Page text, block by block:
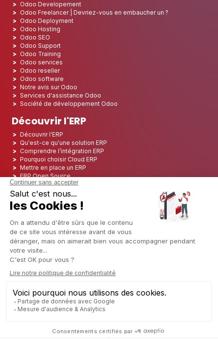
Odoo Developement
Odoo Freelancer | Devriez-vous en embaucher un ?
Odoo Deployment
Odoo Hosting
Odoo SEO
Odoo Support
Odoo Training
Odoo services
Odoo reseller
Odoo software
Notre avis sur Odoo
Services d'assistance Odoo
Société de développement Odoo
Découvrir l'ERP
Découvrir l'ERP
Qu'est-ce qu'une solution ERP
Comprendre l’intégration ERP
Pourquoi choisir Cloud ERP
Mettre en place un ERP
ERP Open Source
Logiciel ERP Open Source
Top 5 des ERP Open Source
ERP Deployment
ERP Implementation
ERP Consulting
ERP Project
ERP System
Odoo ERP pour le secteur des assurances
Odoo ERP pour le secteur de la logistique
Odoo ERP pour l'industrie du CBD
Odoo ERP pour l'industrie manufacturière
Copyright © 2006 - 2025 CAPTIVEA Français